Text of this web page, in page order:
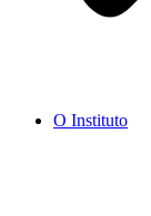
O Instituto